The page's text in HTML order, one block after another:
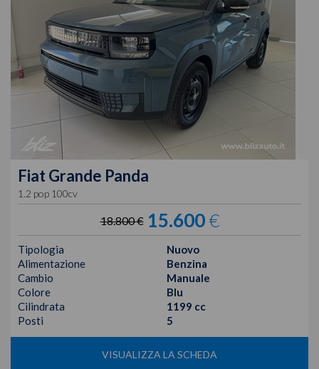
Fiat Grande Panda
1.2 pop 100cv
18.800 € 15.600€
Tipologia
Nuovo
Alimentazione
Benzina
Cambio
Manuale
Colore
Blu
Cilindrata
1199 cc
Posti
5
VISUALIZZA LA SCHEDA